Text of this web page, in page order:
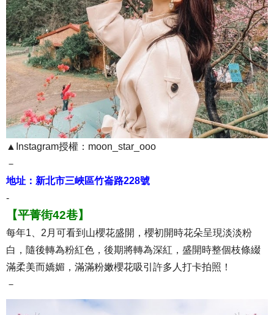
▲Instagram授權：moon_star_ooo
－
地址：新北市三峽區竹崙路228號
-
【平菁街42巷】
每年1、2月可看到山櫻花盛開，櫻初開時花朵呈現淡淡粉
白，隨後轉為粉紅色，後期將轉為深紅，盛開時整個枝條綴
滿柔美而嬌媚，滿滿粉嫩櫻花吸引許多人打卡拍照！
－